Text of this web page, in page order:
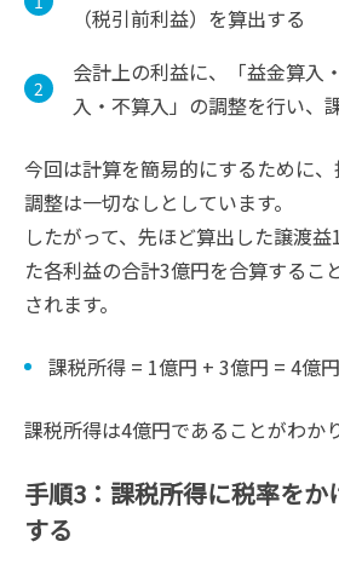
（税引前利益）を算出する
会計上の利益に、「益金算入
入・不算入」の調整を行い、
今回は計算を簡易的にするために
調整は一切なしとしています。
したがって、先ほど算出した譲渡
た各利益の合計3億円を合算するこ
されます。
課税所得 = 1億円 + 3億円 = 4億円
課税所得は4億円であることがわか
手順3：課税所得に税率をか
する